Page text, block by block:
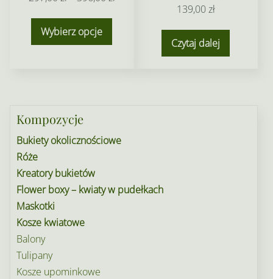
Wybierz opcje
Ten
produktu
139,00zł
Czytaj dalej
Kompozycje
Bukiety okolicznościowe
Róże
Kreatory bukietów
Flower boxy – kwiaty w pudełkach
Maskotki
Kosze kwiatowe
Balony
Tulipany
Kosze upominkowe